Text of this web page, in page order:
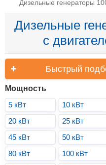
Дизельные генераторы
Дизельные
с
Быстрый
Мощность
5 кВт
10 кВт
20 кВт
25 кВт
45 кВт
50 кВт
80 кВт
100 кВт